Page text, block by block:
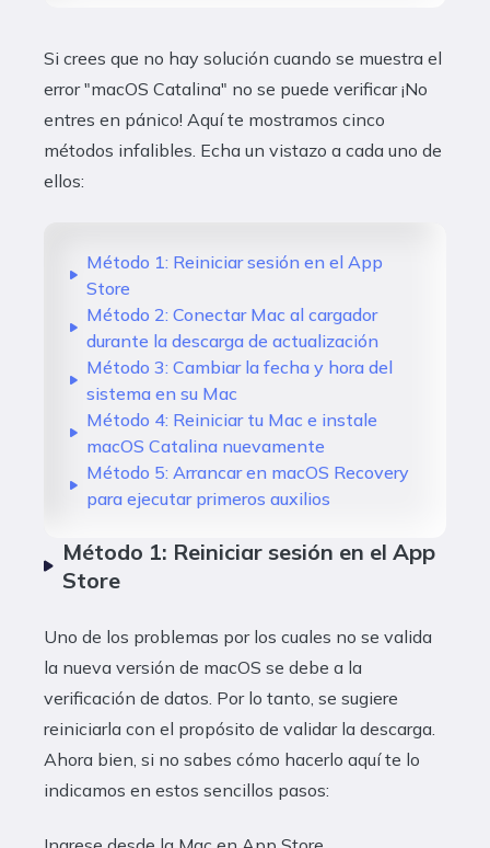
Si crees que no hay solución cuando se muestra el
error "macOS Catalina" no se puede verificar ¡No
entres en pánico! Aquí te mostramos cinco
métodos infalibles. Echa un vistazo a cada uno de
ellos:
Método 1: Reiniciar sesión en el App
Store
Método 2: Conectar Mac al cargador
durante la descarga de actualización
Método 3: Cambiar la fecha y hora del
sistema en su Mac
Método 4: Reiniciar tu Mac e instale
macOS Catalina nuevamente
Método 5: Arrancar en macOS Recovery
para ejecutar primeros auxilios
Método 1: Reiniciar sesión en el App
Store
Uno de los problemas por los cuales no se valida
la nueva versión de macOS se debe a la
verificación de datos. Por lo tanto, se sugiere
reiniciarla con el propósito de validar la descarga.
Ahora bien, si no sabes cómo hacerlo aquí te lo
indicamos en estos sencillos pasos: